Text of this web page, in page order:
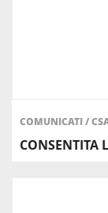
COMUNICATI/
CONSENTITA